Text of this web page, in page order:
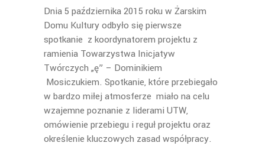
Dnia 5 października 2015 roku w Żarskim
Domu Kultury odbyło się pierwsze
spotkanie z koordynatorem projektu z
ramienia Towarzystwa Inicjatyw
Twórczych „ę” – Dominikiem
Mosiczukiem. Spotkanie, które przebiegało
w bardzo miłej atmosferze miało na celu
wzajemne poznanie z liderami UTW,
omówienie przebiegu i reguł projektu oraz
określenie kluczowych zasad współpracy.